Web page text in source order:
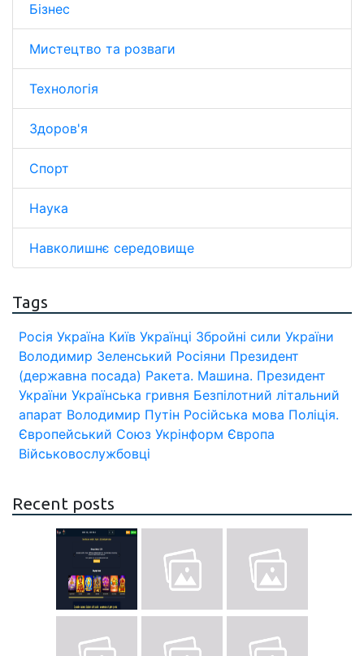
Бізнес
Мистецтво та розваги
Технологія
Здоров'я
Спорт
Наука
Навколишнє середовище
Tags
Росія Україна Київ Українці Збройні сили України
Володимир Зеленський Росіяни Президент
(державна посада) Ракета. Машина. Президент
України Українська гривня Безпілотний літальний
апарат Володимир Путін Російська мова Поліція.
Європейський Союз Укрінформ Європа
Військовослужбовці
Recent posts